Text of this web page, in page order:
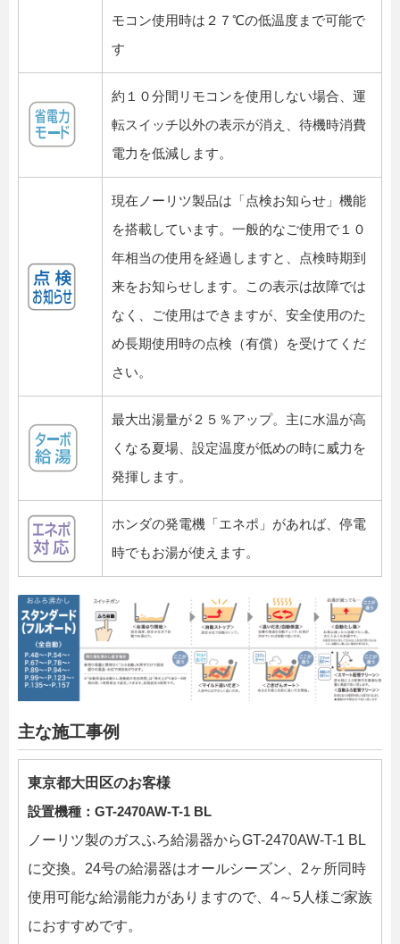
モコン使用時は２７℃の低温度まで可能で
す
約１０分間リモコンを使用しない場合、運
転スイッチ以外の表示が消え、待機時消費
電力を低減します。
現在ノーリツ製品は「点検お知らせ」機能
を搭載しています。一般的なご使用で１０
年相当の使用を経過しますと、点検時期到
来をお知らせします。この表示は故障では
なく、ご使用はできますが、安全使用のた
め長期使用時の点検（有償）を受けてくだ
さい。
最大出湯量が２５％アップ。主に水温が高
くなる夏場、設定温度が低めの時に威力を
発揮します。
ホンダの発電機「エネポ」があれば、停電
時でもお湯が使えます。
主な施工事例
東京都大田区のお客様
設置機種：GT-2470AW-T-1 BL
ノーリツ製のガスふろ給湯器からGT-2470AW-T-1 BL
に交換。24号の給湯器はオールシーズン、2ヶ所同時
使用可能な給湯能力がありますので、4～5人様ご家族
におすすめです。